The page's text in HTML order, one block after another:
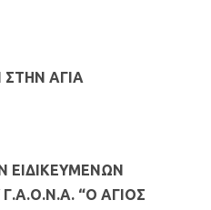
ΑΓΙΑ
ΕΙΔΙΚΕΥΜΕΝΩΝ
“Ο ΑΓΙΟΣ